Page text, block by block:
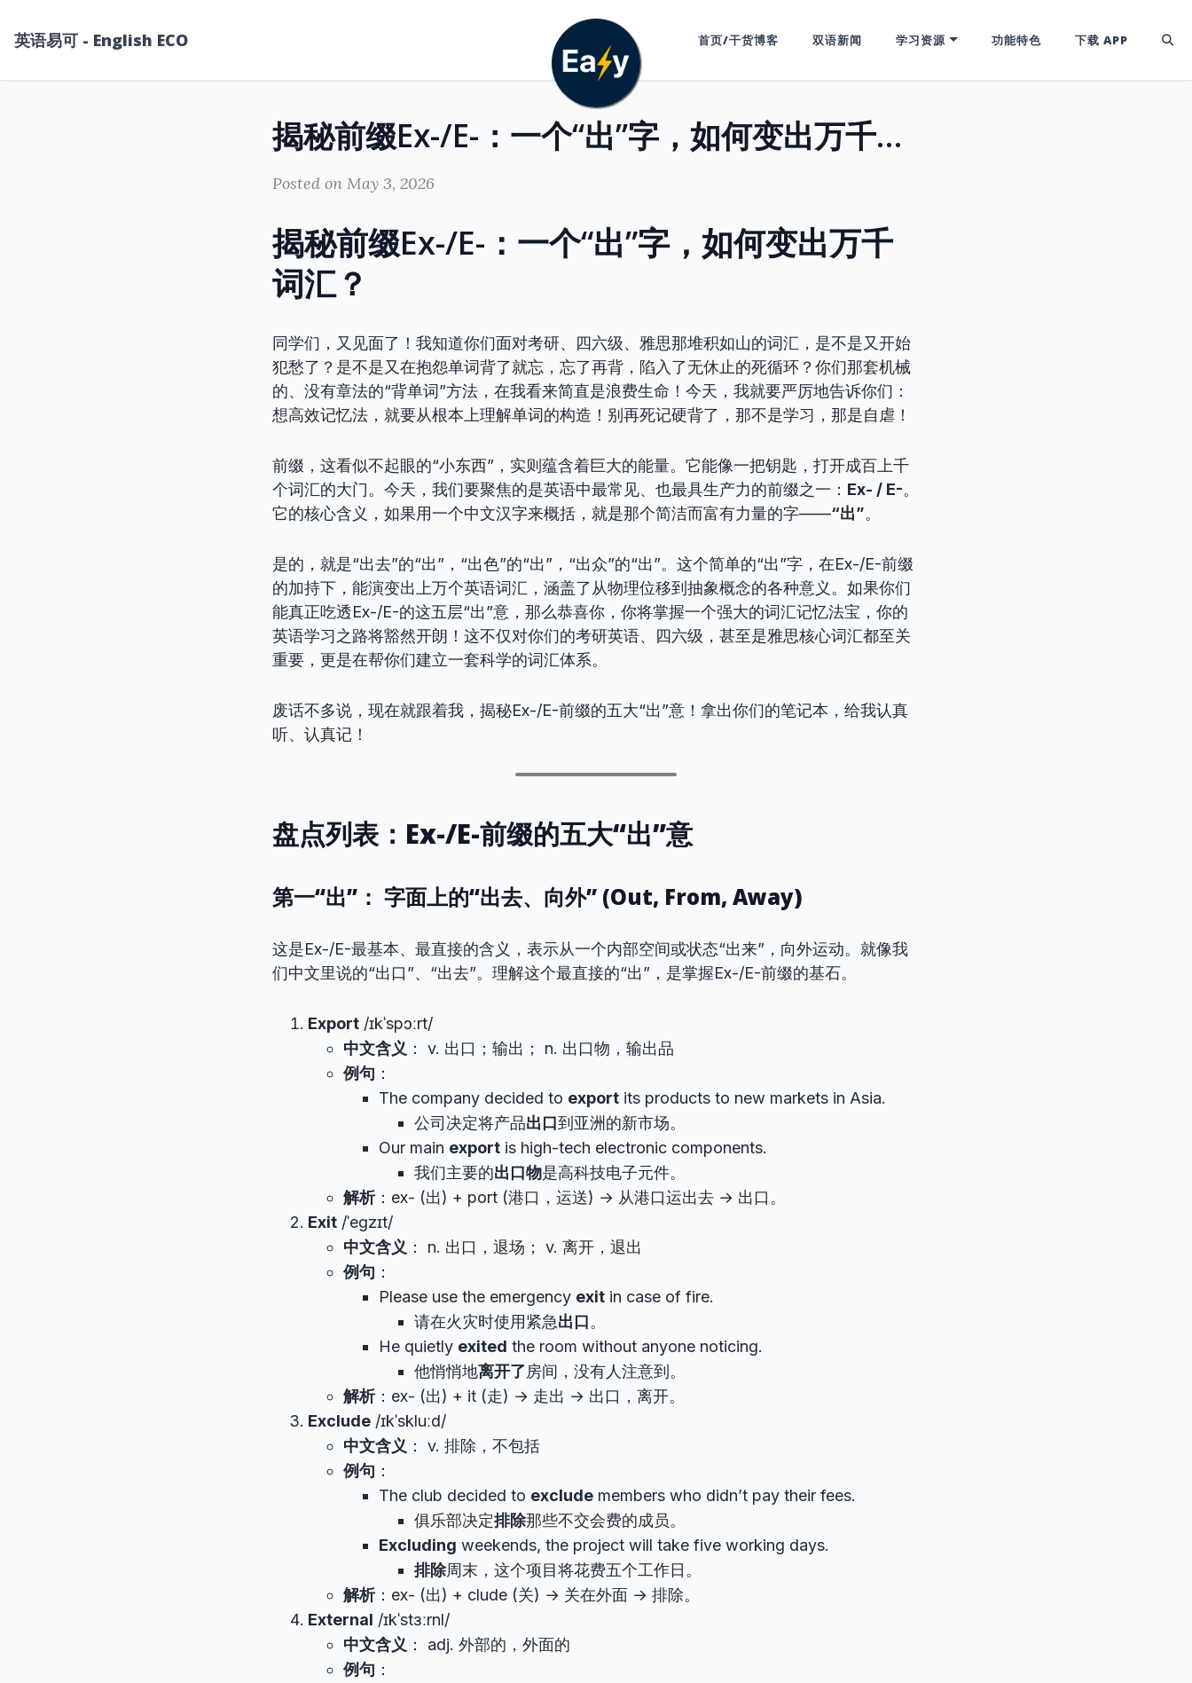
英语易可 - English ECO 首页/干货博客 双语新闻 学习资源 功能特色 下载 APP
揭秘前缀Ex-/E-：一个“出”字，如何变出万千词汇？
Posted on May 3, 2026
揭秘前缀Ex-/E-：一个“出”字，如何变出万千
词汇？
同学们，又见面了！我知道你们面对考研、四六级、雅思那堆积如山的词汇，是不是又开始
犯愁了？是不是又在抱怨单词背了就忘，忘了再背，陷入了无休止的死循环？你们那套机械
的、没有章法的“背单词”方法，在我看来简直是浪费生命！今天，我就要严厉地告诉你们：
想高效记忆法，就要从根本上理解单词的构造！别再死记硬背了，那不是学习，那是自虐！
前缀，这看似不起眼的“小东西”，实则蕴含着巨大的能量。它能像一把钥匙，打开成百上千
个词汇的大门。今天，我们要聚焦的是英语中最常见、也最具生产力的前缀之一： Ex- / E-。
它的核心含义，如果用一个中文汉字来概括，就是那个简洁而富有力量的字——“出”。
是的，就是“出去”的“出”，“出色”的“出”，“出众”的“出”。这个简单的“出”字，在Ex-/E-前缀
的加持下，能演变出上万个英语词汇，涵盖了从物理位移到抽象概念的各种意义。如果你们
能真正吃透Ex-/E-的这五层“出”意，那么恭喜你，你将掌握一个强大的词汇记忆法宝，你的
英语学习之路将豁然开朗！这不仅对你们的考研英语、四六级，甚至是雅思核心词汇都至关
重要，更是在帮你们建立一套科学的词汇体系。
废话不多说，现在就跟着我，揭秘Ex-/E-前缀的五大“出”意！拿出你们的笔记本，给我认真
听、认真记！
盘点列表：Ex-/E-前缀的五大“出”意
第一“出”： 字面上的“出去、向外” (Out, From, Away)
这是Ex-/E-最基本、最直接的含义，表示从一个内部空间或状态“出来”，向外运动。就像我
们中文里说的“出口”、“出去”。理解这个最直接的“出”，是掌握Ex-/E-前缀的基石。
Export /ɪkˈspɔːrt/
中文含义 ： v. 出口；输出； n. 出口物，输出品
例句 ：
The company decided to export its products to new markets in Asia.
公司决定将产品出口到亚洲的新市场。
Our main export is high-tech electronic components.
我们主要的出口物是高科技电子元件。
解析：ex- (出) + port (港口，运送) → 从港口运出去 → 出口。
Exit /ˈeɡzɪt/
中文含义 ： n. 出口，退场； v. 离开，退出
例句 ：
Please use the emergency exit in case of fire.
请在火灾时使用紧急出口。
He quietly exited the room without anyone noticing.
他悄悄地离开了房间，没有人注意到。
解析：ex- (出) + it (走) → 走出 → 出口，离开。
Exclude /ɪkˈskluːd/
中文含义 ： v. 排除，不包括
例句 ：
The club decided to exclude members who didn’t pay their fees.
俱乐部决定排除那些不交会费的成员。
Excluding weekends, the project will take five working days.
排除周末，这个项目将花费五个工作日。
解析：ex- (出) + clude (关) → 关在外面 → 排除。
External /ɪkˈstɜːrnl/
中文含义 ： adj. 外部的，外面的
例句 ：